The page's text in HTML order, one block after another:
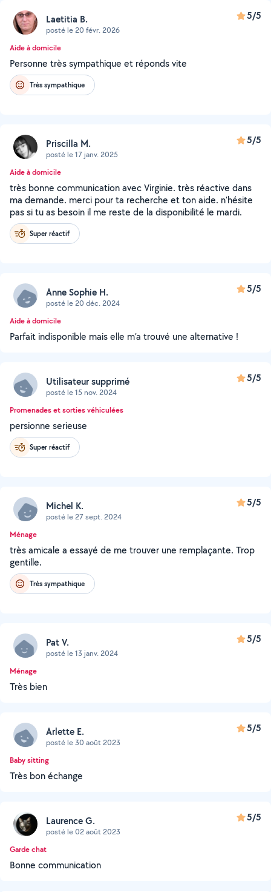
Laetitia B.
posté le 20 févr. 2026
5/5
Aide à domicile
Personne très sympathique et réponds vite
Très sympathique
Priscilla M.
posté le 17 janv. 2025
5/5
Aide à domicile
très bonne communication avec Virginie. très réactive dans
ma demande. merci pour ta recherche et ton aide. n'hésite
pas si tu as besoin il me reste de la disponibilité le mardi.
Super réactif
Anne Sophie H.
posté le 20 déc. 2024
5/5
Aide à domicile
Parfait indisponible mais elle m’a trouvé une alternative !
Utilisateur supprimé
posté le 15 nov. 2024
5/5
Promenades et sorties véhiculées
persionne serieuse
Super réactif
Michel K.
posté le 27 sept. 2024
5/5
Ménage
très amicale a essayé de me trouver une remplaçante. Trop
gentille.
Très sympathique
Pat V.
posté le 13 janv. 2024
5/5
Ménage
Très bien
Arlette E.
posté le 30 août 2023
5/5
Baby sitting
Très bon échange
Laurence G.
posté le 02 août 2023
5/5
Garde chat
Bonne communication